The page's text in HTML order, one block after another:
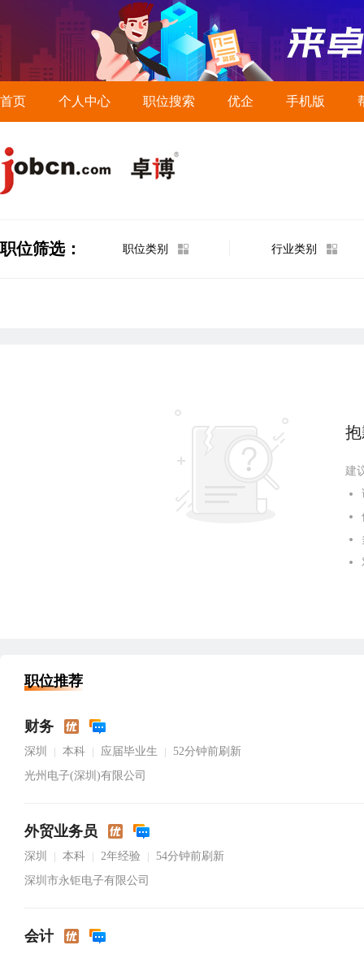
首页 个人中心 职位搜索 优企 手机版
职位筛选： 职位类别 行业类别
建
职位推荐
财务
深圳 本科 应届毕业生
52分钟前刷新
光州电子(深圳)有限公司
外贸业务员
深圳 本科 2年经验
54分钟前刷新
深圳市永钜电子有限公司
会计